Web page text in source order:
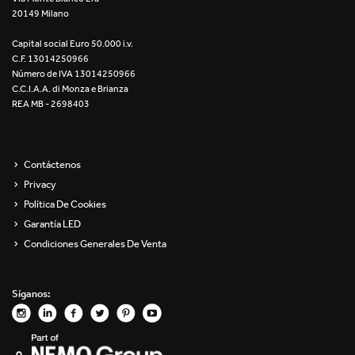
Re Low LED
Roll IOS
Unit 1X
Unit Channel
Unit Round
Yori Evo 48V
Yori Evo Box
20149 Milano
Capital social Euro 50.000 i.v.
C.F. 13014250966
Número de IVA 13014250966
C.C.I.A.A. di Monza e Brianza
REA MB - 2698403
Contáctenos
Privacy
Política De Cookies
Garantía LED
Condiciones Generales De Venta
Síganos: